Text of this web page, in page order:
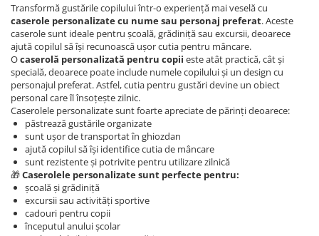
Transformă gustările copilului într-o experiență mai veselă cu
caserole personalizate cu nume sau personaj preferat. Aceste
caserole sunt ideale pentru școală, grădiniță sau excursii, deoarece
ajută copilul să își recunoască ușor cutia pentru mâncare.
Ocaserolă personalizată pentru copii este atât practică, cât și
specială, deoarece poate include numele copilului și un design cu
personajul preferat. Astfel, cutia pentru gustări devine un obiect
personal care îl însoțește zilnic.
Caserolele personalizate sunt foarte apreciate de părinți deoarece:
păstrează gustările organizate
sunt ușor de transportat în ghiozdan
ajută copilul să își identifice cutia de mâncare
sunt rezistente și potrivite pentru utilizare zilnică
🎁Caserolele personalizate sunt perfecte pentru:
școală și grădiniță
excursii sau activități sportive
cadouri pentru copii
începutul anului școlar